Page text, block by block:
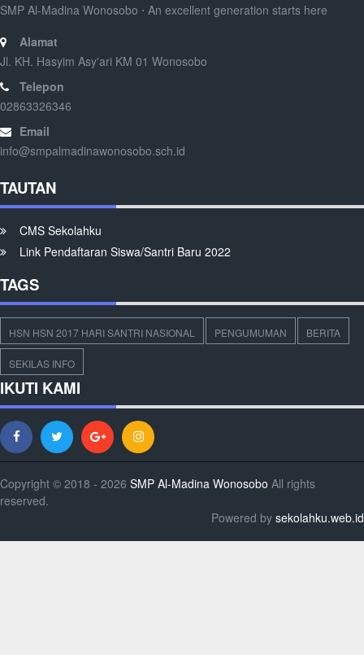
SMP Al-Madina Wonosobo ⋅ An excellent generation starts here
Alamat
Jl. KH. Hasyim Asy'ari KM 01 Wonosobo
Telepon
02863326346
Email
info@smpalmadinawonosobo.sch.id
TAUTAN
CMS Sekolahku
Link Pendaftaran Siswa/Santri Baru 2022
TAGS
HSN HSN 2017 HARI SANTRI NASIONAL PENGUMUMAN BERITA
SEKILAS INFO
IKUTI KAMI
Copyright © 2018 - 2026 SMP Al-Madina Wonosobo All rights
reserved.
Powered by sekolahku.web.id